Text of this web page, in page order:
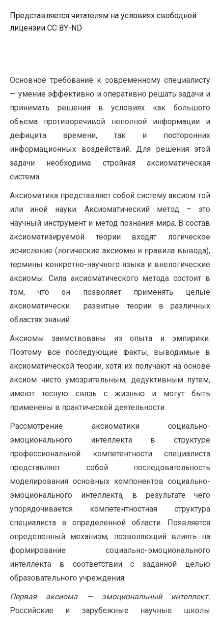
Представляется читателям на условиях свободной
лицензии CC BY-ND
Основное требование к современному специалисту
— умение эффективно и оперативно решать задачи и
принимать решения в условиях как большого
объема противоречивой неполной информации и
дефицита времени, так и посторонних
информационных воздействий. Для решения этой
задачи необходима стройная аксиоматическая
система.
Аксиоматика представляет собой систему аксиом той
или иной науки. Аксиоматический метод – это
научный инструмент и метод познания мира. В состав
аксиоматизируемой теории входят логическое
исчисление (логические аксиомы и правила вывода),
термины конкретно-научного языка и внелогические
аксиомы. Сила аксиоматического метода состоит в
том, что он позволяет применять целые
аксиоматически развитые теории в различных
областях знаний.
Аксиомы заимствованы из опыта и эмпирики.
Поэтому все последующие факты, выводимые в
аксиоматической теории, хотя их получают на основе
аксиом чисто умозрительным, дедуктивным путем,
имеют тесную связь с жизнью и могут быть
применены в практической деятельности.
Рассмотрение аксиоматики социально-
эмоционального интеллекта в структуре
профессиональной компетентности специалиста
представляет собой последовательность
моделирования основных компонентов социально-
эмоционального интеллекта, в результате чего
упорядочивается компетентностная структура
специалиста в определенной области. Появляется
определенный механизм, позволяющий влиять на
формирование социально-эмоционального
интеллекта в соответствии с заданной целью
образовательного учреждения.
Первая аксиома — эмоциональный интеллект.
Российские и зарубежные научные школы